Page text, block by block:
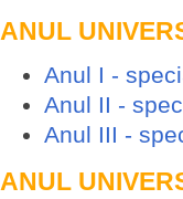
ANUL
Anul I -
Anul II -
Anul III -
ANUL